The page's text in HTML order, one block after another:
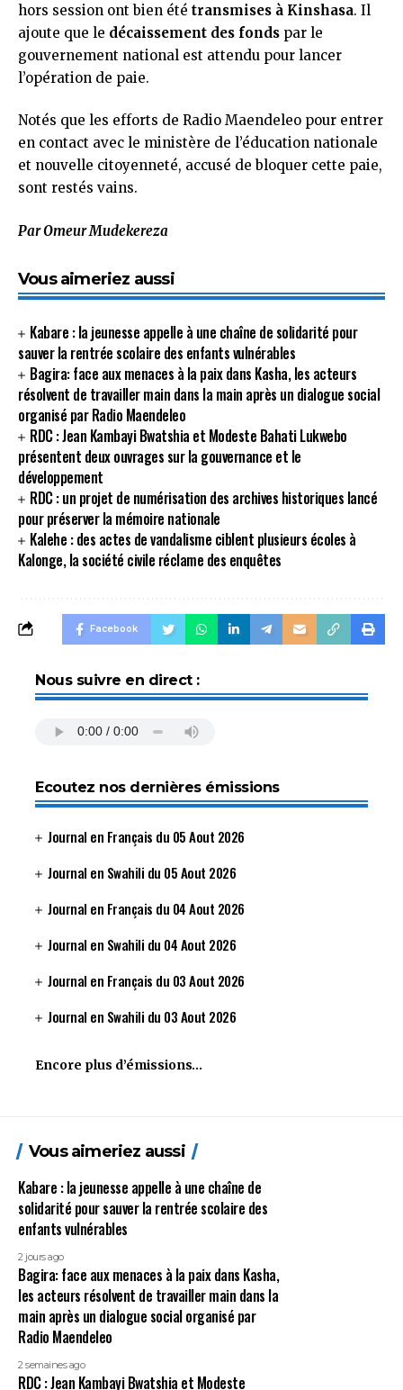
hors session ont bien été transmises à Kinshasa. Il
ajoute que le décaissement des fonds par le
gouvernement national est attendu pour lancer
l’opération de paie.
Notés que les efforts de Radio Maendeleo pour entrer
en contact avec le ministère de l’éducation nationale
et nouvelle citoyenneté, accusé de bloquer cette paie,
sont restés vains.
Par Omeur Mudekereza
Vous aimeriez aussi
Kabare : la jeunesse appelle à une chaîne de solidarité pour
sauver la rentrée scolaire des enfants vulnérables
Bagira: face aux menaces à la paix dans Kasha, les acteurs
résolvent de travailler main dans la main après un dialogue social
organisé par Radio Maendeleo
RDC : Jean Kambayi Bwatshia et Modeste Bahati Lukwebo
présentent deux ouvrages sur la gouvernance et le
développement
RDC : un projet de numérisation des archives historiques lancé
pour préserver la mémoire nationale
Kalehe : des actes de vandalisme ciblent plusieurs écoles à
Kalonge, la société civile réclame des enquêtes
Facebook
Nous suivre en direct :
Ecoutez nos dernières émissions
Journal en Français du 05 Aout 2026
Journal en Swahili du 05 Aout 2026
Journal en Français du 04 Aout 2026
Journal en Swahili du 04 Aout 2026
Journal en Français du 03 Aout 2026
Journal en Swahili du 03 Aout 2026
Encore plus d’émissions…
Vous aimeriez aussi
Kabare : la jeunesse appelle à une chaîne de
solidarité pour sauver la rentrée scolaire des
enfants vulnérables
2 jours ago
Bagira: face aux menaces à la paix dans Kasha,
les acteurs résolvent de travailler main dans la
main après un dialogue social organisé par
Radio Maendeleo
2 semaines ago
RDC : Jean Kambayi Bwatshia et Modeste